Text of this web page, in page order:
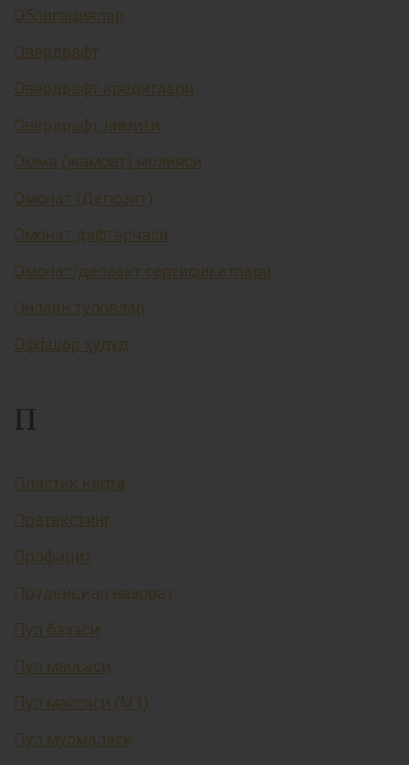
Облигациялар
Овердрафт
Овердрафт кредитлари
Овердрафт лимити
Омма (жамоат) молияси
Омонат (Депозит)
Омонат дафтарчаси
Омонат/депозит сертификатлари
Онлайн тўловлар
Оффшор ҳудуд
П
Пластик карта
Претекстинг
Профицит
Пруденциал назорат
Пул базаси
Пул массаси
Пул массаси (М1)
Пул муомаласи